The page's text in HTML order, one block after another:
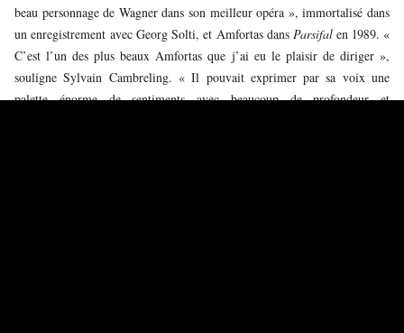
beau personnage de Wagner dans son meilleur opéra », immortalisé dans
un enregistrement avec Georg Solti, et Amfortas dans Parsifal en 1989. «
C’est l’un des plus beaux Amfortas que j’ai eu le plaisir de diriger »,
souligne Sylvain Cambreling. « Il pouvait exprimer par sa voix une
palette énorme de sentiments avec beaucoup de profondeur et